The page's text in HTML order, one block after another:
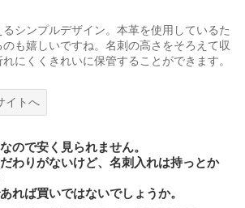
シンプルデザイン。本革を使用しているた
も嬉しいですね。名刺の高さをそろえて収
にくくきれいに保管することができます。
イトへ
ので安く見られません。
わりがないけど、名刺入れは持っとか
れば買いではないでしょうか。